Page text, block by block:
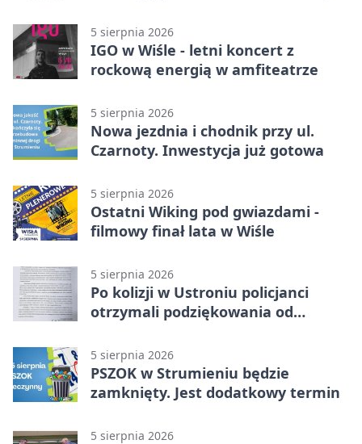
5 sierpnia 2026
IGO w Wiśle - letni koncert z
rockową energią w amfiteatrze
5 sierpnia 2026
Nowa jezdnia i chodnik przy ul.
Czarnoty. Inwestycja już gotowa
5 sierpnia 2026
Ostatni Wiking pod gwiazdami -
filmowy finał lata w Wiśle
5 sierpnia 2026
Po kolizji w Ustroniu policjanci
otrzymali podziękowania od
5 sierpnia 2026
PSZOK w Strumieniu będzie
zamknięty. Jest dodatkowy termin
5 sierpnia 2026